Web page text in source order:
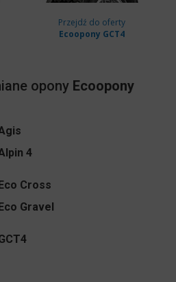
Przejdź do oferty
Ecoopony GCT4
opony Ecoopony
4
Cross
Gravel